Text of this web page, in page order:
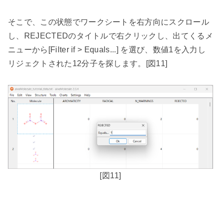
そこで、この状態でワークシートを右方向にスクロール
し、
REJECTEDのタイトルで右クリックし、出てくるメ
ニューから [Filter if > Equals...] を選び、数値1を入力し
リジェクトされた 12分子を探します。 [図 11]
[図 11]